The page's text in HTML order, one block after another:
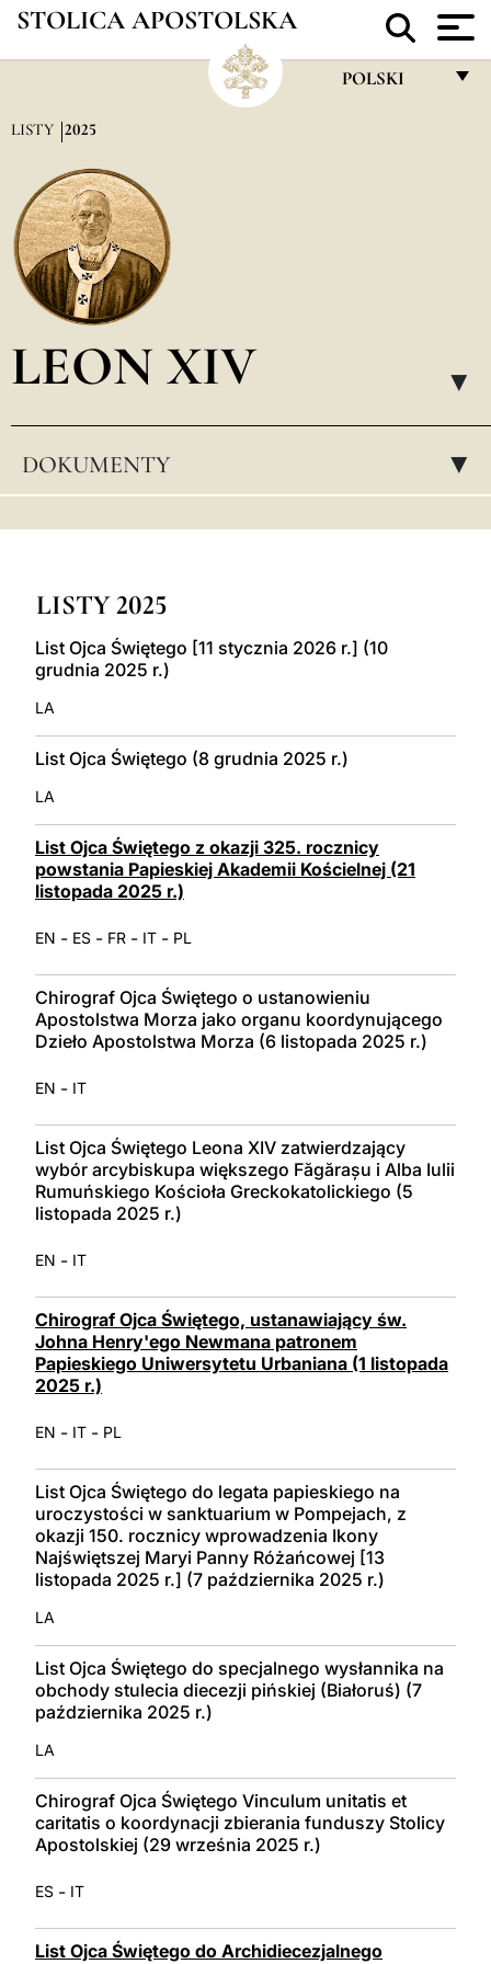
STOLICA APOSTOLSKA
POLSKI
العربيّة
LISTY 2025
LEON XIV ▸
DOKUMENTY ▸
LISTY 2025
List Ojca Świętego [11 stycznia 2026 r.] (10
grudnia 2025 r.)
LA
List Ojca Świętego (8 grudnia 2025 r.)
LA
List Ojca Świętego z okazji 325. rocznicy
powstania Papieskiej Akademii Kościelnej (21
listopada 2025 r.)
EN - ES - FR - IT - PL
Chirograf Ojca Świętego o ustanowieniu
Apostolstwa Morza jako organu koordynującego
Dzieło Apostolstwa Morza (6 listopada 2025 r.)
EN - IT
List Ojca Świętego Leona XIV zatwierdzający
wybór arcybiskupa większego Făgărașu i Alba Iulii
Rumuńskiego Kościoła Greckokatolickiego (5
listopada 2025 r.)
EN - IT
Chirograf Ojca Świętego, ustanawiający św.
Johna Henry'ego Newmana patronem
Papieskiego Uniwersytetu Urbaniana (1 listopada
2025 r.)
EN - IT - PL
List Ojca Świętego do legata papieskiego na
uroczystości w sanktuarium w Pompejach, z
okazji 150. rocznicy wprowadzenia Ikony
Najświętszej Maryi Panny Różańcowej [13
listopada 2025 r.] (7 października 2025 r.)
LA
List Ojca Świętego do specjalnego wysłannika na
obchody stulecia diecezji pińskiej (Białoruś) (7
października 2025 r.)
LA
Chirograf Ojca Świętego Vinculum unitatis et
caritatis o koordynacji zbierania funduszy Stolicy
Apostolskiej (29 września 2025 r.)
ES - IT
List Ojca Świętego do Archidiecezjalnego